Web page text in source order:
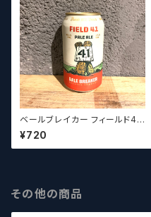
ベールブレイカー フィールド41
ペールエール Bale Breaker
Field 41 Pale Ale 【クラフト
ビールシザーズ】
¥720
その他の商品